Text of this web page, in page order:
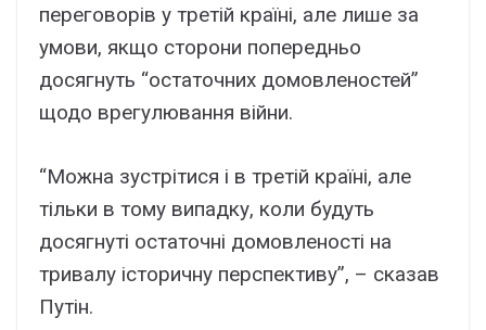
переговорів у третій країні, але лише за
умови, якщо сторони попередньо
досягнуть “остаточних домовленостей”
щодо врегулювання війни.
“Можна зустрітися і в третій країні, але
тільки в тому випадку, коли будуть
досягнуті остаточні домовленості на
тривалу історичну перспективу”, – сказав
Путін.